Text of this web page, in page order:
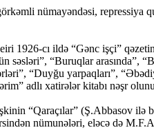
nümayəndəsi,
1926-cı ildə “Gənc işçi”
səsləri”, “Buruqlar arasında”,
“Duyğu yarpaqları”,
adlı xatirələr kitabı nəşr
“Qaraçılar” (Ş.Abbasov ilə
nümunələri, eləcə də